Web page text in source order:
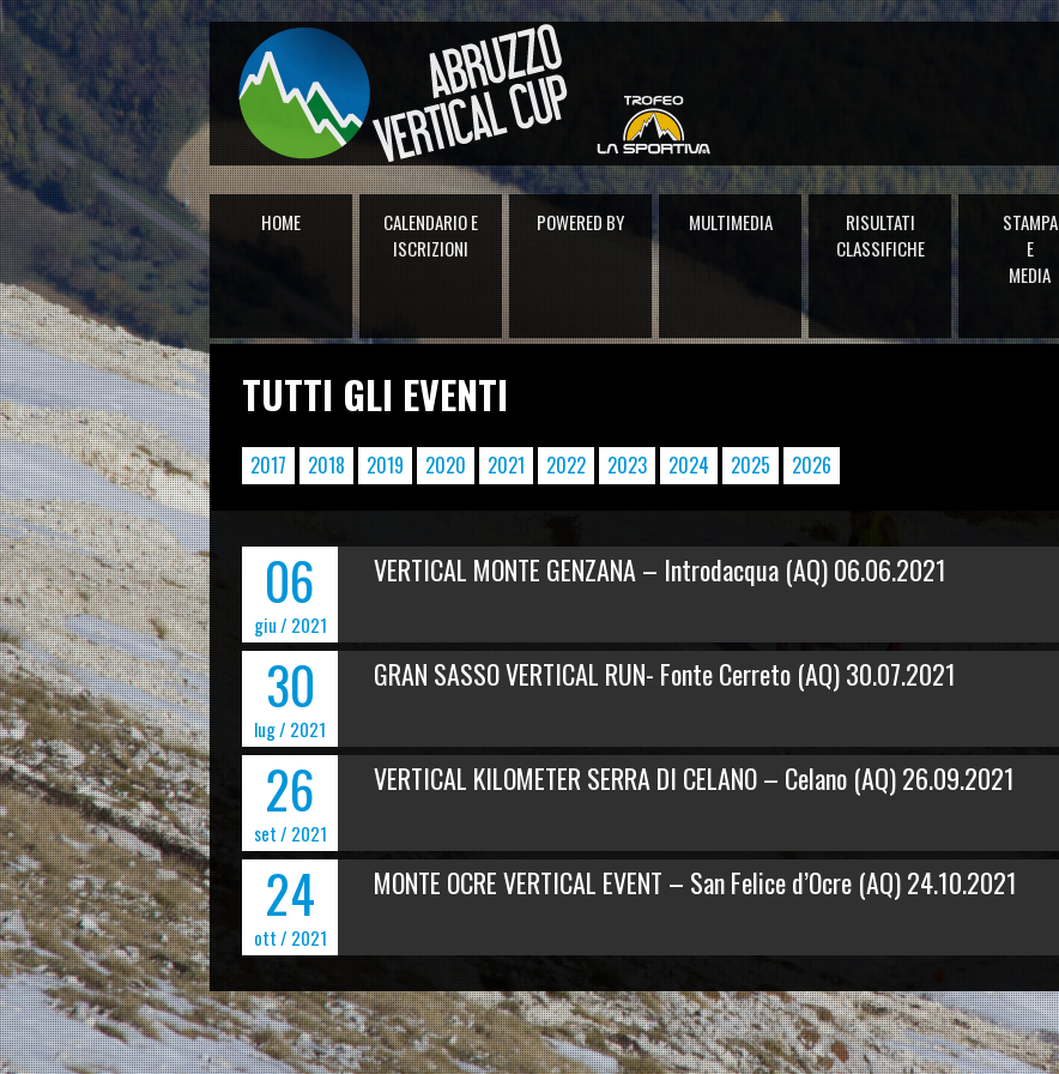
HOME
CALENDARIO E
ISCRIZIONI
POWERED BY MULTIMEDIA
RISULTATI
CLASSIFICHE
STAMPA
E
MEDIA
TUTTI GLI EVENTI
2017 2018 2019 2020 2021 2022 2023 2024 2025 2026
06
giu / 2021
VERTICAL MONTE GENZANA – Introdacqua (AQ) 06.06.2021
30
lug / 2021
GRAN SASSO VERTICAL RUN- Fonte Cerreto (AQ) 30.07.2021
26
set / 2021
VERTICAL KILOMETER SERRA DI CELANO – Celano (AQ) 26.09.2021
24
ott / 2021
MONTE OCRE VERTICAL EVENT – San Felice d’Ocre (AQ) 24.10.2021